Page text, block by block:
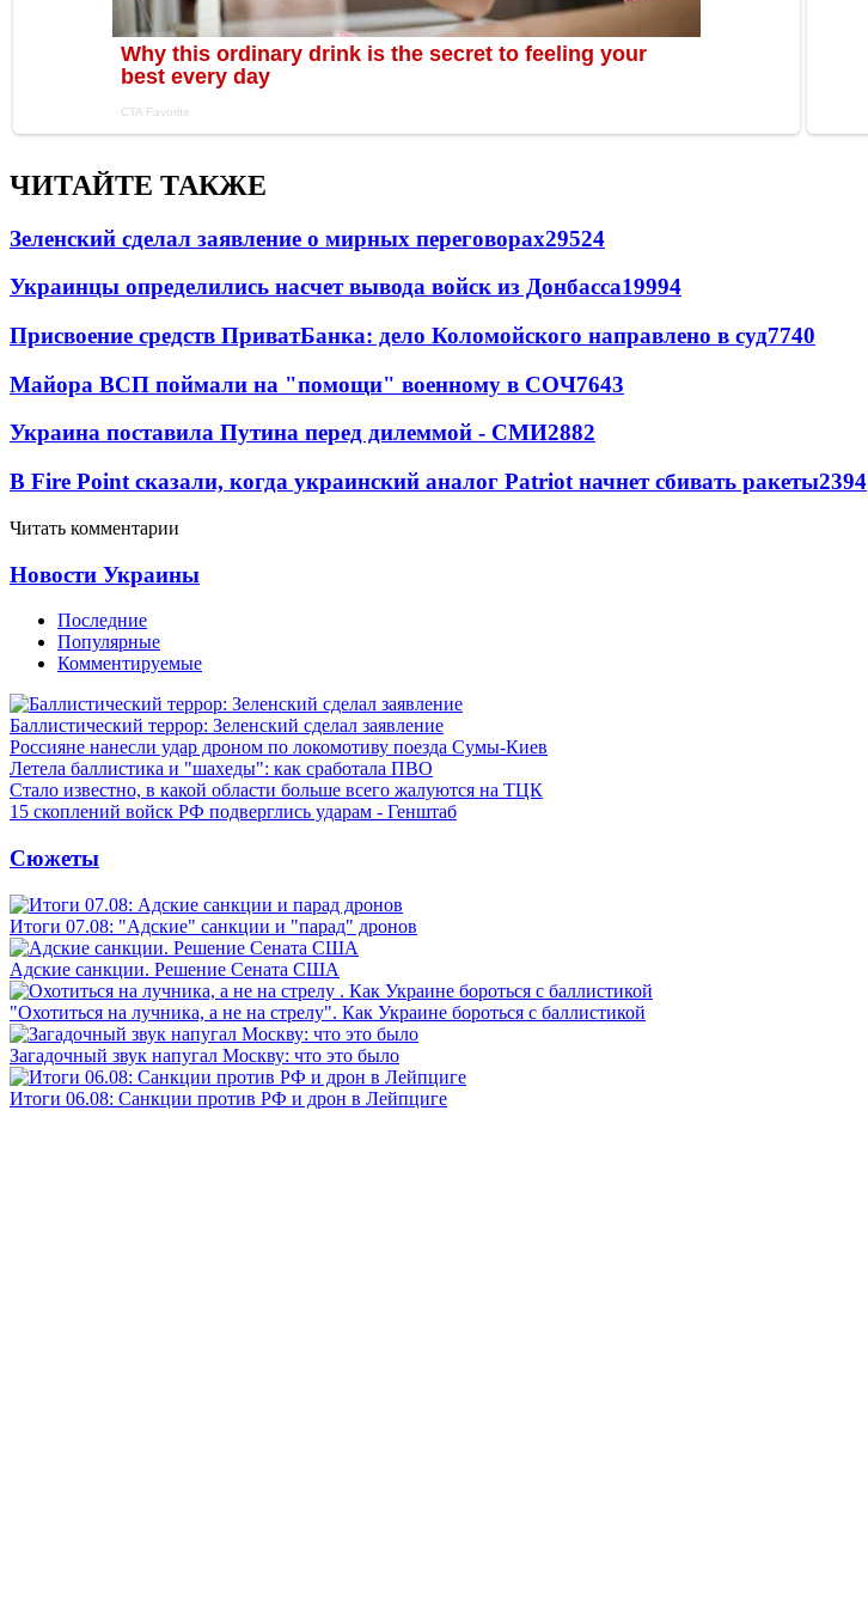
ЧИТАЙТЕ ТАКЖЕ
Зеленский сделал заявление о мирных переговорах29524
Украинцы определились насчет вывода войск из Донбасса19994
Присвоение средств ПриватБанка: дело Коломойского направлено в суд7740
Майора ВСП поймали на "помощи" военному в СОЧ7643
Украина поставила Путина перед дилеммой - СМИ2882
В Fire Point сказали, когда украинский аналог Patriot начнет сбивать ракеты2394
Читать комментарии
Новости Украины
Последние
Популярные
Комментируемые
Баллистический террор: Зеленский сделал заявление
Россияне нанесли удар дроном по локомотиву поезда Сумы-Киев
Летела баллистика и "шахеды": как сработала ПВО
Стало известно, в какой области больше всего жалуются на ТЦК
15 скоплений войск РФ подверглись ударам - Генштаб
Сюжеты
Итоги 07.08: "Адские" санкции и "парад" дронов
Адские санкции. Решение Сената США
"Охотиться на лучника, а не на стрелу". Как Украине бороться с баллистикой
Загадочный звук напугал Москву: что это было
Итоги 06.08: Санкции против РФ и дрон в Лейпциге